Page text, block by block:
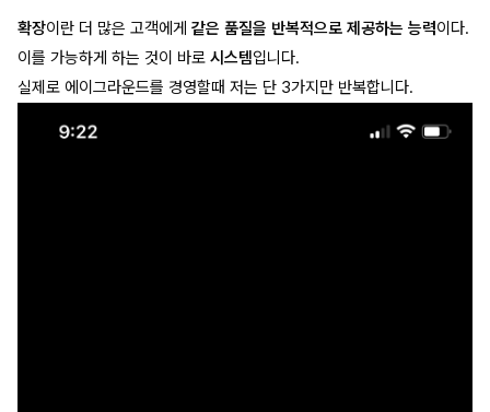
확장이란 더 많은 고객에게 같은 품질을 반복적으로 제공하는 능력이다.
이를 가능하게 하는 것이 바로 시스템입니다.
실제로 에이그라운드를 경영할때 저는 단 3가지만 반복합니다.